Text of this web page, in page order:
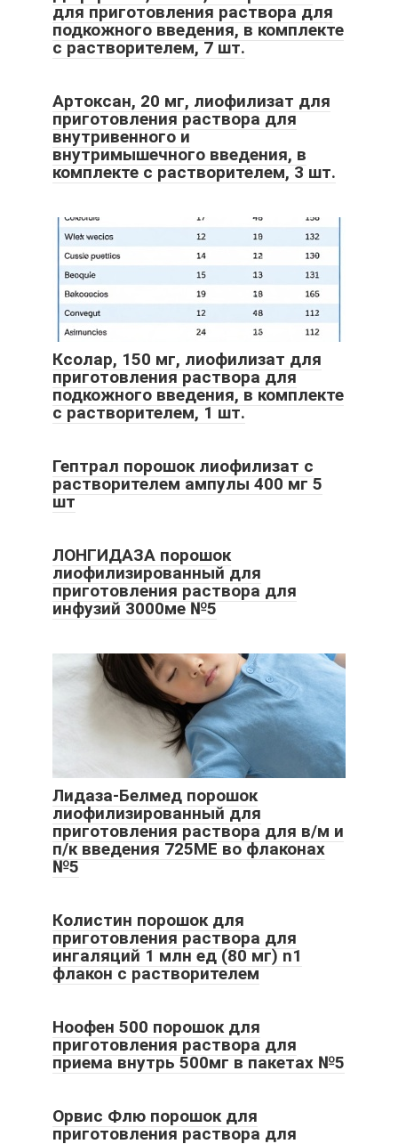
для приготовления раствора для
подкожного введения, в комплекте
с растворителем, 7 шт.
Артоксан, 20 мг, лиофилизат для
приготовления раствора для
внутривенного и
внутримышечного введения, в
комплекте с растворителем, 3 шт.
Ксолар, 150 мг, лиофилизат для
приготовления раствора для
подкожного введения, в комплекте
с растворителем, 1 шт.
Гептрал порошок лиофилизат с
растворителем ампулы 400 мг 5
шт
ЛОНГИДАЗА порошок
лиофилизированный для
приготовления раствора для
инфузий 3000ме №5
Лидаза-Белмед порошок
лиофилизированный для
приготовления раствора для в/м и
п/к введения 725МЕ во флаконах
№5
Колистин порошок для
приготовления раствора для
ингаляций 1 млн ед (80 мг) n1
флакон с растворителем
Ноофен 500 порошок для
приготовления раствора для
приема внутрь 500мг в пакетах №5
Орвис Флю порошок для
приготовления раствора для